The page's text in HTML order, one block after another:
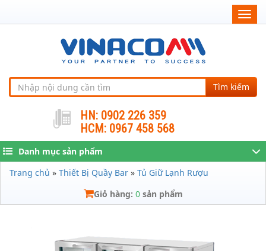
Tìm kiếm
HN: 0902 226 359
HCM: 0967 458 568
Danh mục sản phẩm
Trang chủ » Thiết Bị Quầy Bar » Tủ Giữ Lạnh Rượu
Giỏ hàng: 0sản phẩm